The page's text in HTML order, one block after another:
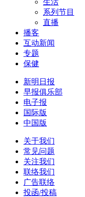
生活
系列节目
直播
播客
互动新闻
专题
保健
新明日报
早报俱乐部
电子报
国际版
中国版
关于我们
常见问题
关注我们
联络我们
广告联络
投函/投稿